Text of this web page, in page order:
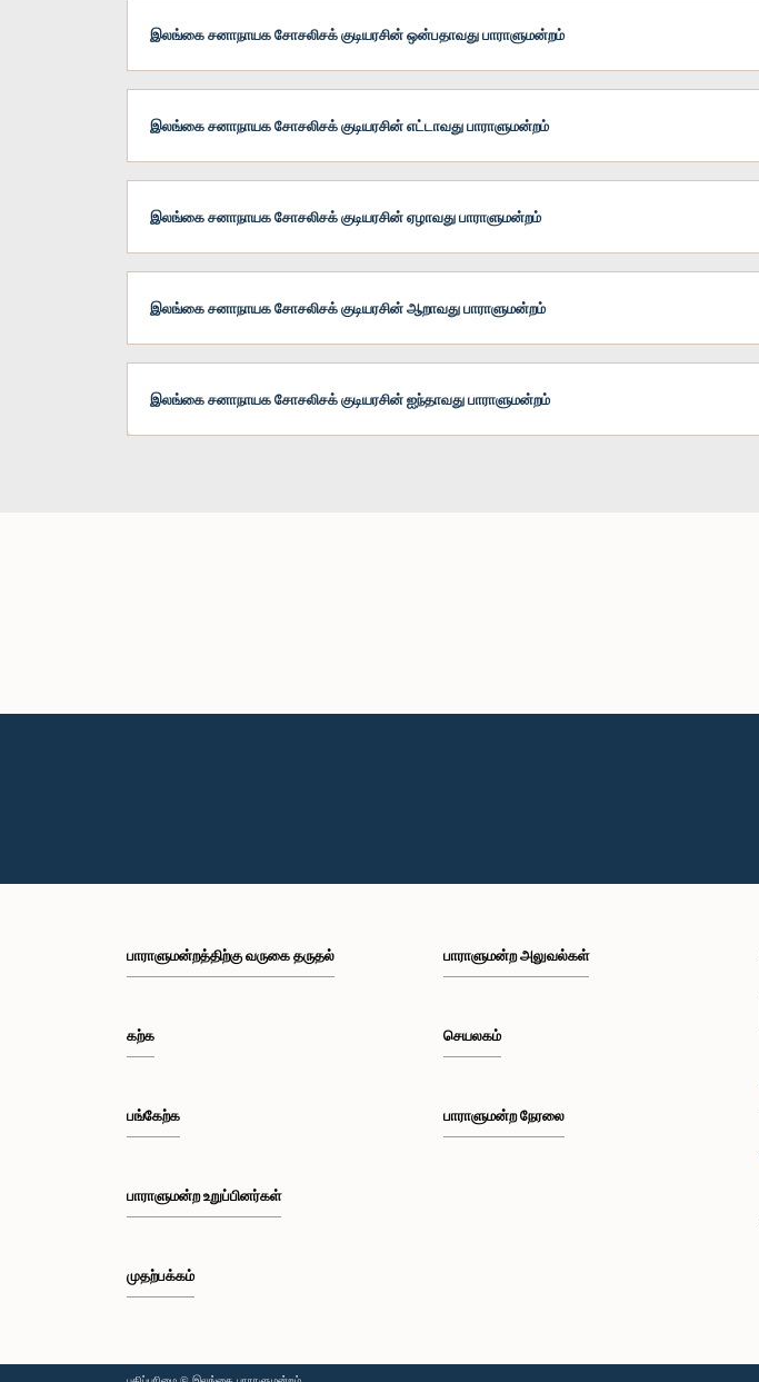
இலங்கை சனாநாயக சோசலிசக் குடியரசின் ஒன்பதாவது பாராளுமன்றம்
இலங்கை சனாநாயக சோசலிசக் குடியரசின் எட்டாவது பாராளுமன்றம்
இலங்கை சனாநாயக சோசலிசக் குடியரசின் ஏழாவது பாராளுமன்றம்
இலங்கை சனாநாயக சோசலிசக் குடியரசின் ஆறாவது பாராளுமன்றம்
இலங்கை சனாநாயக சோசலிசக் குடியரசின் ஐந்தாவது பாராளுமன்றம்
பாராளுமன்றத்திற்கு வருகை தருதல்
கற்க
பங்கேற்க
பாராளுமன்ற உறுப்பினர்கள்
முதற்பக்கம்
பாராளுமன்ற அலுவல்கள்
செயலகம்
பாராளுமன்ற நேரலை